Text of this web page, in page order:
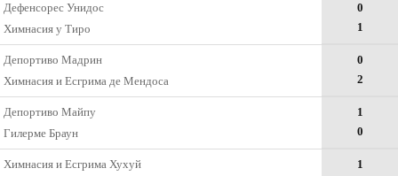
Дефенсорес Унидос
Химнасия у Тиро
0
1
Депортиво Мадрин
Химнасия и Eсгрима де Мендоса
0
2
Депортиво Майпу
Гилерме Браун
1
0
Химнасия и Есгрима Хухуй
1